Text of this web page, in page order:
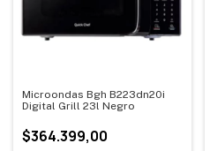
Microondas Bgh B223dn20i
Digital Grill 23l Negro
$364.399,00